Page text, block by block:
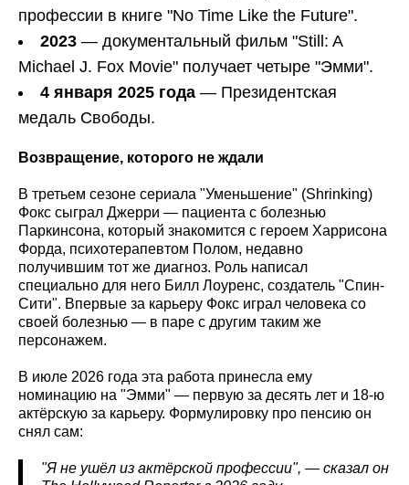
профессии в книге "No Time Like the Future".
2023 — документальный фильм "Still: A
Michael J. Fox Movie" получает четыре "Эмми".
4 января 2025 года — Президентская
медаль Свободы.
Возвращение, которого не ждали
В третьем сезоне сериала "Уменьшение" (Shrinking)
Фокс сыграл Джерри — пациента с болезнью
Паркинсона, который знакомится с героем Харрисона
Форда, психотерапевтом Полом, недавно
получившим тот же диагноз. Роль написал
специально для него Билл Лоуренс, создатель "Спин-
Сити". Впервые за карьеру Фокс играл человека со
своей болезнью — в паре с другим таким же
персонажем.
В июле 2026 года эта работа принесла ему
номинацию на "Эмми" — первую за десять лет и 18-ю
актёрскую за карьеру. Формулировку про пенсию он
снял сам:
"Я не ушёл из актёрской профессии", — сказал он